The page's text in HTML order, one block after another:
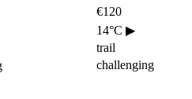
€120
14°C ▶
trail
challenging